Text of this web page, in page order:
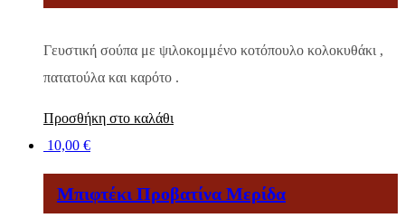
Γευστική σούπα με ψιλοκομμένο κοτόπουλο κολοκυθάκι ,
πατατούλα και καρότο .
Προσθήκη στο καλάθι
10,00 €
Μπιφτέκι Προβατίνα Μερίδα